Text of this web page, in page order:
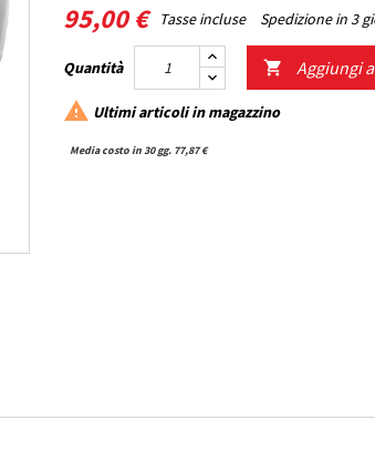
95,00 € Tasse incluse Spedizione in 3
Quantità  Aggiungi
 Ultimi articoli in magazzino
Media costo in 30 gg. 77,87 €